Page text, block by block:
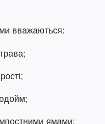
вважаються:
ямами;